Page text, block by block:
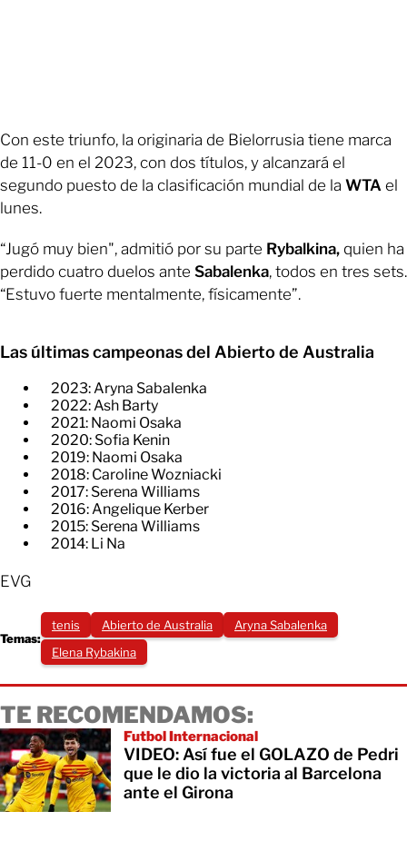
Con este triunfo, la originaria de Bielorrusia tiene marca
de 11-0 en el 2023, con dos títulos, y alcanzará el
segundo puesto de la clasificación mundial de la WTA el
lunes.
“Jugó muy bien", admitió por su parte Rybalkina, quien ha
perdido cuatro duelos ante Sabalenka, todos en tres sets.
“Estuvo fuerte mentalmente, físicamente”.
Las últimas campeonas del Abierto de Australia
2023: Aryna Sabalenka
2022: Ash Barty
​2021: Naomi Osaka
​2020: Sofia Kenin
​2019: Naomi Osaka
​2018: Caroline Wozniacki
​2017: Serena Williams
​2016: Angelique Kerber
​2015: Serena Williams
​2014: Li Na
EVG
Temas:
tenis Abierto de Australia
Aryna Sabalenka
Elena Rybakina
TE RECOMENDAMOS:
Futbol Internacional
VIDEO: Así fue el GOLAZO de Pedri
que le dio la victoria al Barcelona
ante el Girona